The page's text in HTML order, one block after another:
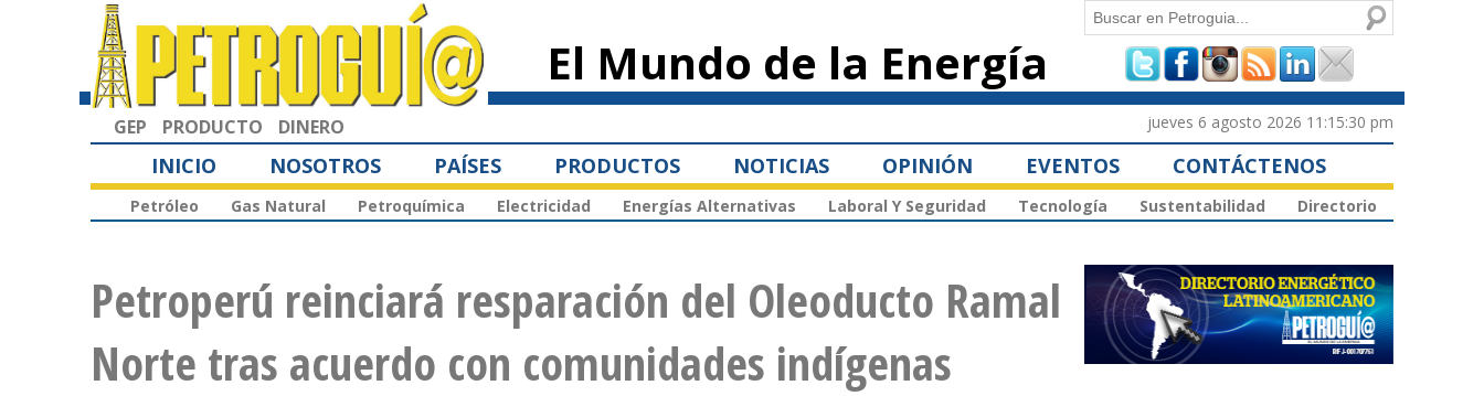
principal
El Mundo de la Energía
Formulario de
búsqueda
Buscar
GEP PRODUCTO DINERO jueves 6 agosto 2026 11:15:30 pm
INICIO NOSOTROS PAÍSES PRODUCTOS NOTICIAS OPINIÓN EVENTOS CONTÁCTENOS
Petróleo Gas Natural Petroquímica Electricidad Energías Alternativas Laboral Y Seguridad Tecnología Sustentabilidad Directorio
Petroperú reinciará resparación del Oleoducto Ramal
Norte tras acuerdo con comunidades indígenas